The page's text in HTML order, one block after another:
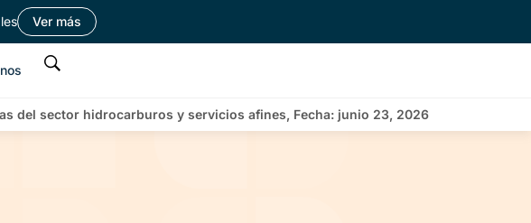
Ver más
del sector hidrocarburos y servicios afines, Fecha: junio 23, 2026